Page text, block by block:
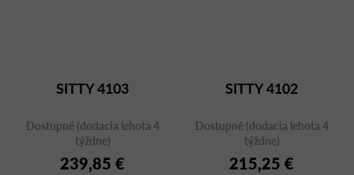
SITTY 4103
Dostupné (dodacia lehota 4
týždne)
239,85 €
SITTY 4102
Dostupné (dodacia lehota 4
týždne)
215,25 €